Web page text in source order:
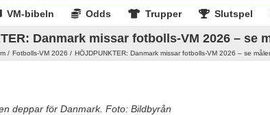
VM-bibeln Odds Trupper Slutspel
Danmark missar fotbolls-VM 2026 – se
Fotbolls-VM 2026 HÖJDPUNKTER: Danmark missar fotbolls-VM 2026 – se
deppar för Danmark. Foto: Bildbyrån